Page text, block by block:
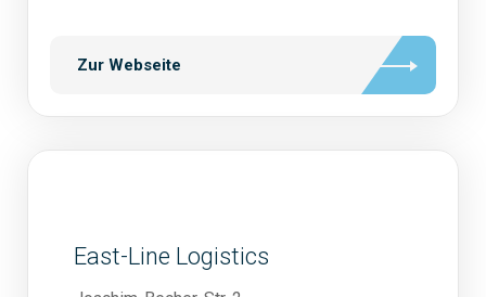
Zur Webseite
East-Line Logistics